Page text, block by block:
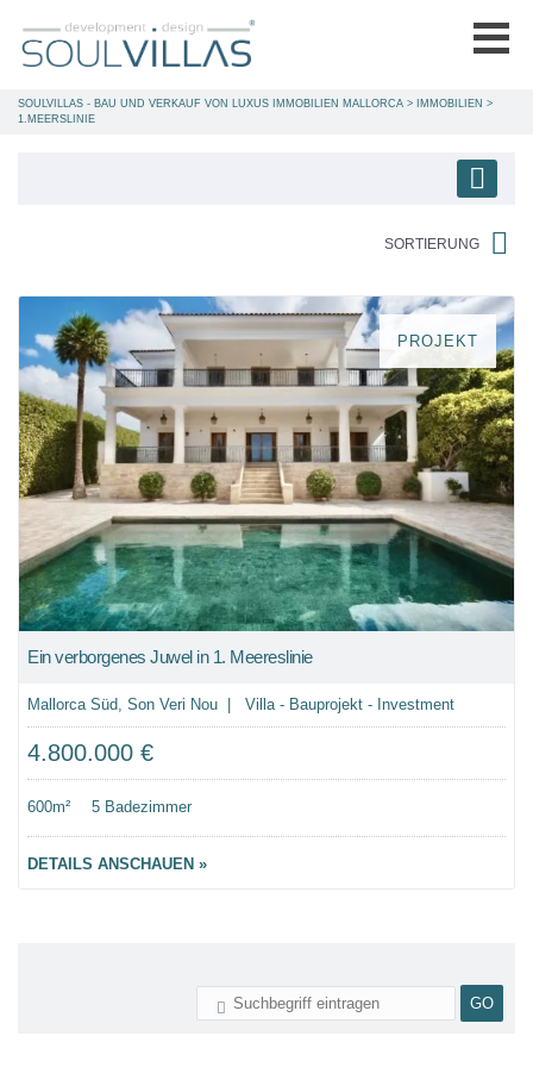
SOULVILLAS - BAU UND VERKAUF VON LUXUS IMMOBILIEN MALLORCA > IMMOBILIEN >
1.MEERSLINIE
SORTIERUNG
PROJEKT
Ein verborgenes Juwel in 1. Meereslinie
Mallorca Süd, Son Veri Nou | Villa - Bauprojekt - Investment
4.800.000 €
600m² 5 Badezimmer
DETAILS ANSCHAUEN »